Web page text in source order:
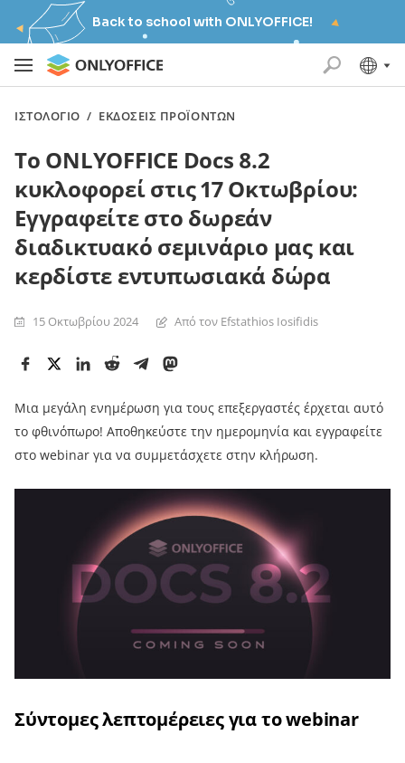
Back to school with ONLYOFFICE!
ΙΣΤΟΛΌΓΙΟ / ΕΚΔΌΣΕΙΣ ΠΡΟΪΌΝΤΩΝ
Το ONLYOFFICE Docs 8.2
κυκλοφορεί στις 17 Οκτωβρίου:
Εγγραφείτε στο δωρεάν
διαδικτυακό σεμινάριο μας και
κερδίστε εντυπωσιακά δώρα
15 Οκτωβρίου 2024 Από τον Efstathios Iosifidis
Μια μεγάλη ενημέρωση για τους επεξεργαστές έρχεται αυτό
το φθινόπωρο! Αποθηκεύστε την ημερομηνία και εγγραφείτε
στο webinar για να συμμετάσχετε στην κλήρωση.
Σύντομες λεπτομέρειες για το webinar